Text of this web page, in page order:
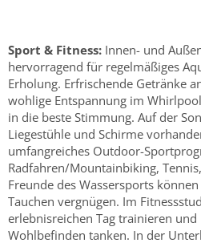
Sport & Fitness: Innen- und
hervorragend für regelmäßiges
Erholung. Erfrischende Getränke
wohlige Entspannung im
in die beste Stimmung. Auf der
Liegestühle und Schirme
umfangreiches Outdoor-
Radfahren/Mountainbiking,
Freunde des Wassersports
Tauchen vergnügen. Im
erlebnisreichen Tag trainieren
Wohlbefinden tanken. In der